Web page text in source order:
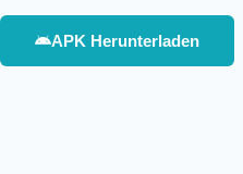
APK Herunterladen